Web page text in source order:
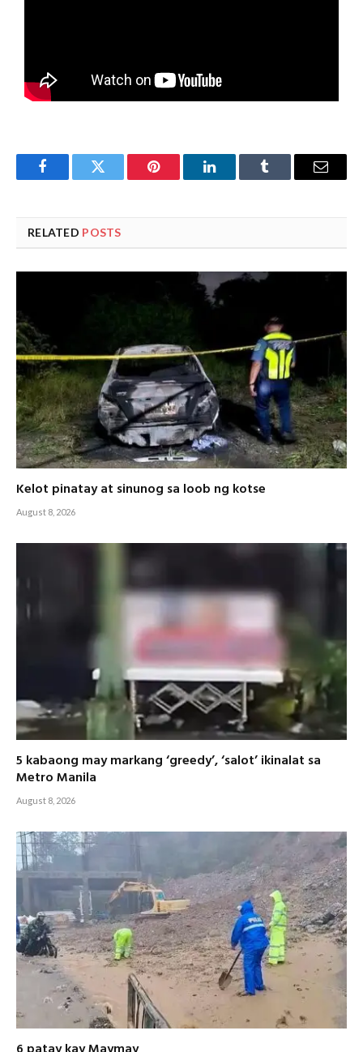
FacebookTwitter Pinterest LinkedInTumblr Email
RELATED POSTS
Kelot pinatay at sinunog sa loob ng kotse
August 8, 2026
5 kabaong may markang ‘greedy’, ‘salot’ ikinalat sa
Metro Manila
August 8, 2026